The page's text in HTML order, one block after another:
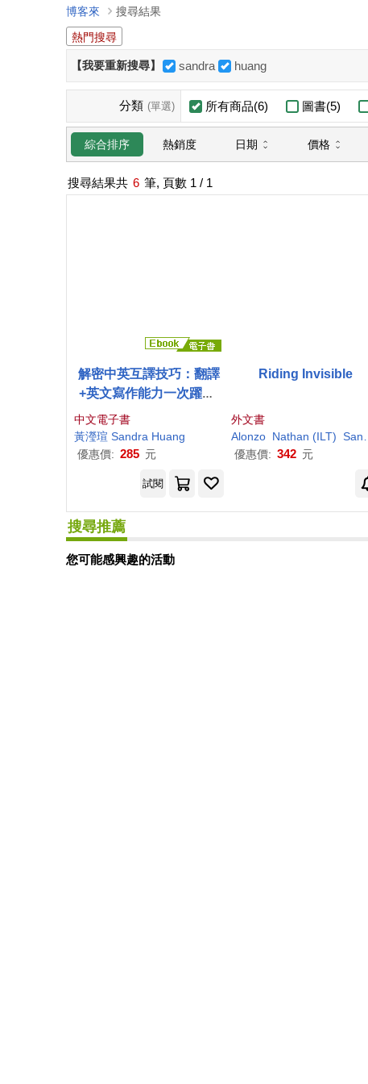
博客來
搜尋結果
熱門搜尋
【我要重新搜尋】 sandra huang
分類 (單選) 所有商品(6) 圖書(5)
綜合排序 熱銷度 日期 價格
搜尋結果共 6 筆, 頁數 1 / 1
解密中英互譯技巧：翻譯
+英文寫作能力一次躍進!
(電子書)
中文電子書
黃瀅瑄 Sandra Huang
優惠價: 285 元
Riding Invisible
外文書
Alonzo Nathan (ILT) Sandra
優惠價: 342 元
試閱
搜尋推薦
您可能感興趣的活動